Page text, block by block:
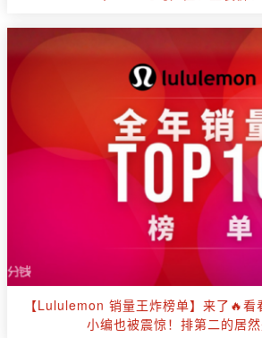
【Lululemon 销量王炸榜单】来了🔥看
小编也被震惊！排第二的居然